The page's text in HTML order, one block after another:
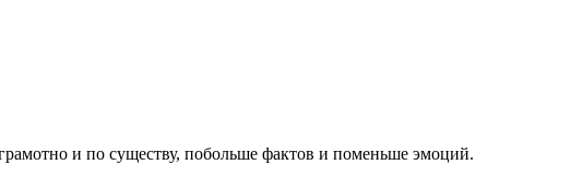
и по существу, побольше фактов и поменьше эмоций.